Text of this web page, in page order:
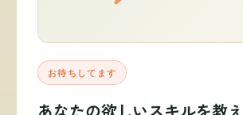
お待ちしてます
あなたの欲しいスキルを教